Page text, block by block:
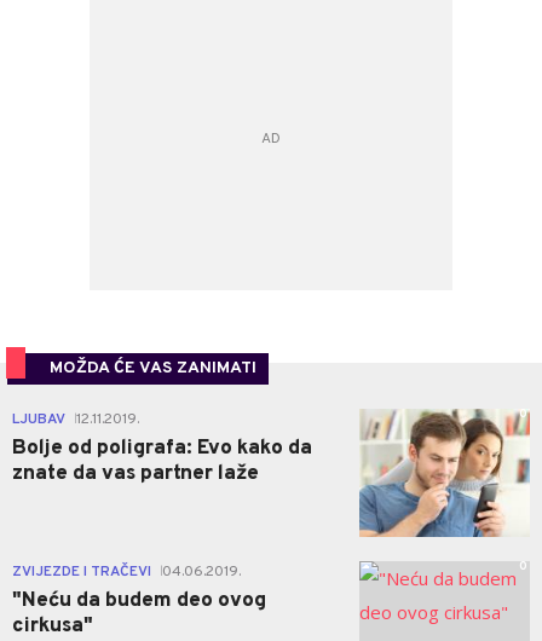
MOŽDA ĆE VAS ZANIMATI
LJUBAV 12.11.2019.
Bolje od poligrafa: Evo kako da
znate da vas partner laže
0
ZVIJEZDE I TRAČEVI 04.06.2019.
"Neću da budem deo ovog
cirkusa"
0